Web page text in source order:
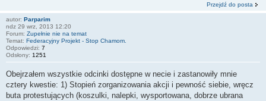
Przejdź do posta
autor: Parparim
ndz 29 wrz, 2013 12:20
Forum: Zupełnie nie na temat
Temat: Federacyjny Projekt - Stop Chamom.
Odpowiedzi: 7
Odsłony: 1251
Obejrzałem wszystkie odcinki dostępne w necie i zastanowiły mnie
cztery kwestie: 1) Stopień zorganizowania akcji i pewność siebie, wręcz
buta protestujących (koszulki, nalepki, wysportowana, dobrze ubrana